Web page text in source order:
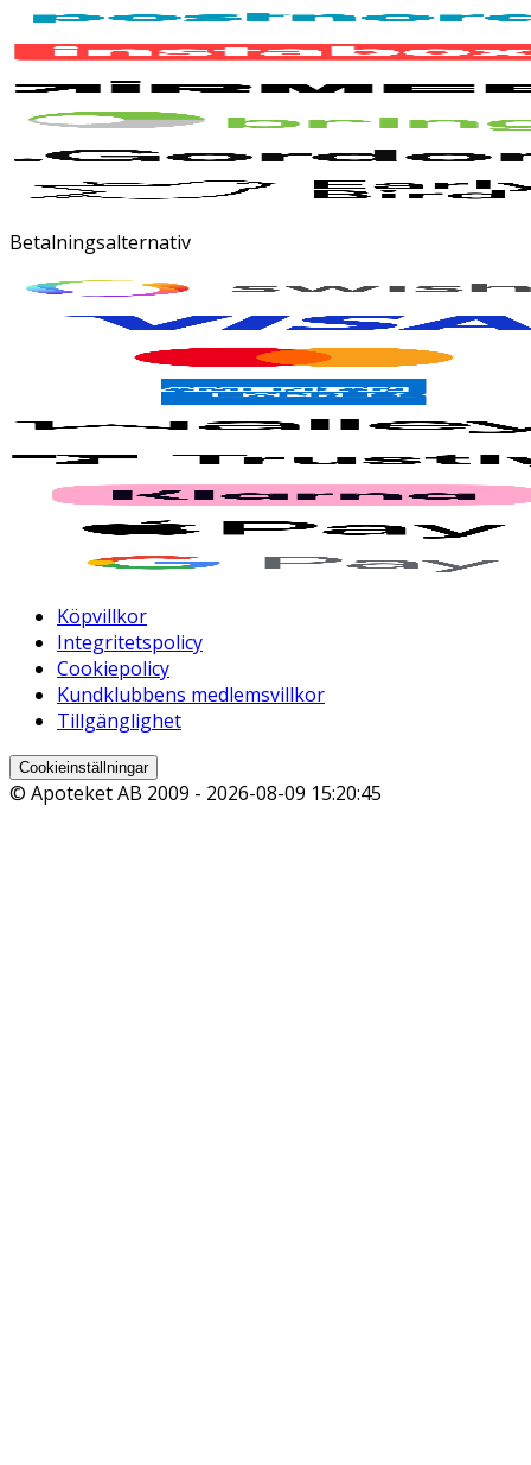
Betalningsalternativ
Köpvillkor
Integritetspolicy
Cookiepolicy
Kundklubbens medlemsvillkor
Tillgänglighet
Cookieinställningar
© Apoteket AB 2009 - 2026-08-09 15:20:45